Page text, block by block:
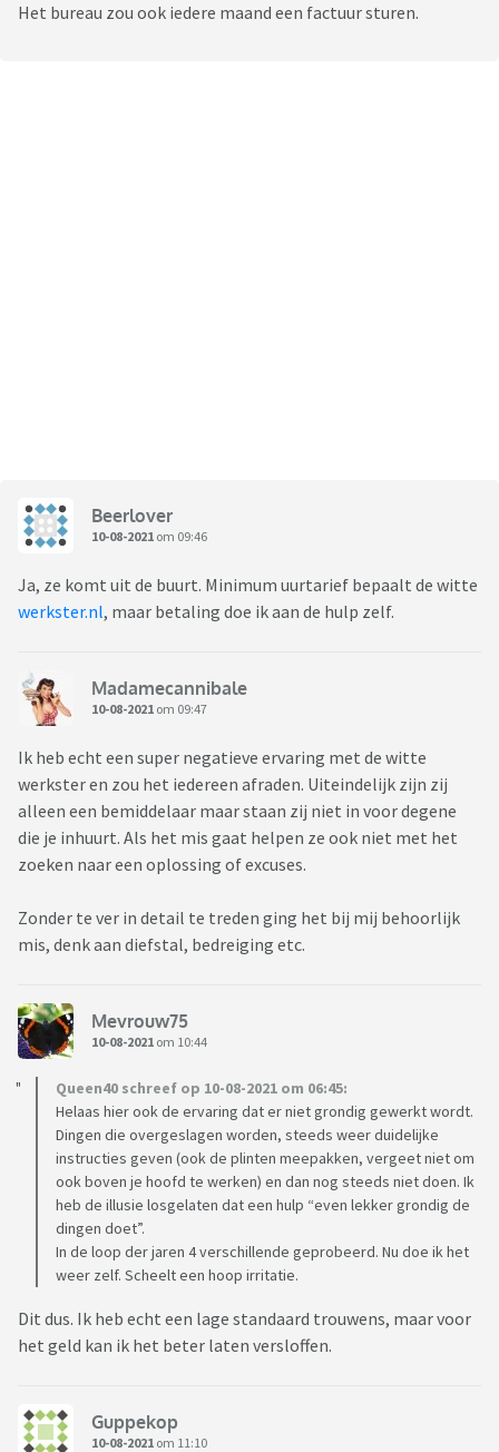
Het bureau zou ook iedere maand een factuur sturen.
Beerlover
10-08-2021 om 09:46
Ja, ze komt uit de buurt. Minimum uurtarief bepaalt de witte
werkster.nl, maar betaling doe ik aan de hulp zelf.
Madamecannibale
10-08-2021 om 09:47
Ik heb echt een super negatieve ervaring met de witte
werkster en zou het iedereen afraden. Uiteindelijk zijn zij
alleen een bemiddelaar maar staan zij niet in voor degene
die je inhuurt. Als het mis gaat helpen ze ook niet met het
zoeken naar een oplossing of excuses.
Zonder te ver in detail te treden ging het bij mij behoorlijk
mis, denk aan diefstal, bedreiging etc.
Mevrouw75
10-08-2021 om 10:44
Queen40 schreef op 10-08-2021 om 06:45:
Helaas hier ook de ervaring dat er niet grondig gewerkt wordt.
Dingen die overgeslagen worden, steeds weer duidelijke
instructies geven (ook de plinten meepakken, vergeet niet om
ook boven je hoofd te werken) en dan nog steeds niet doen. Ik
heb de illusie losgelaten dat een hulp “even lekker grondig de
dingen doet”.
In de loop der jaren 4 verschillende geprobeerd. Nu doe ik het
weer zelf. Scheelt een hoop irritatie.
Dit dus. Ik heb echt een lage standaard trouwens, maar voor
het geld kan ik het beter laten versloffen.
Guppekop
10-08-2021 om 11:10